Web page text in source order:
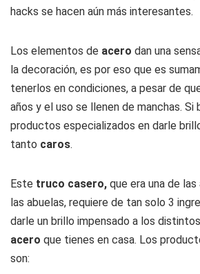
hacks se hacen aún más interesantes.
Los elementos de acero dan una
la decoración, es por eso que es
tenerlos en condiciones, a pesar de
años y el uso se llenen de manchas. Si
productos especializados en darle
tanto caros.
Este truco casero, que era una de
las abuelas, requiere de tan solo 3
darle un brillo impensado a los
acero que tienes en casa. Los
son: